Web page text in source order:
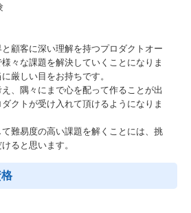
顧客に深い理解を持つプロダクトオー
々な課題を解決していくことになりま
厳しい目をお持ちです。
、隅々にまで心を配って作ることが出
クトが受け入れて頂けるようになりま
難易度の高い課題を解くことには、挑
ると思います。